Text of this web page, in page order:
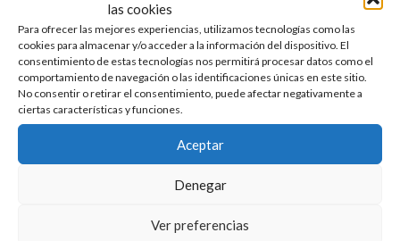
las cookies
Para ofrecer las mejores experiencias, utilizamos tecnologías como las
cookies para almacenar y/o acceder a la información del dispositivo. El
consentimiento de estas tecnologías nos permitirá procesar datos como el
comportamiento de navegación o las identificaciones únicas en este sitio.
No consentir o retirar el consentimiento, puede afectar negativamente a
ciertas características y funciones.
Aceptar
Denegar
Ver preferencias
habrá? ¿Qué personajes serán
distintos? Esa es la pregunta y
por eso, por responder a esa
pregunta, seguimos leyendo.
Únete a nuestro canal de
anónimo, nadie verá tu
nombre o tu número) y no te
¡Súmate pinchando aquí!